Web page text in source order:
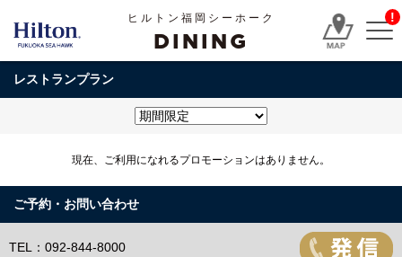
ヒルトン福岡シーホーク
DINING
!
レストランプラン
現在、ご利用になれるプロモーションはありません。
ご予約・お問い合わせ
TEL：092-844-8000